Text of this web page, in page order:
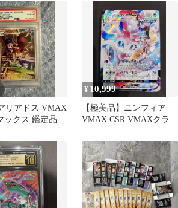
リアドス VMAX
ックス 鑑定品
¥ 10,999
【極美品】ニンフィア
VMAX CSR VMAXクライ